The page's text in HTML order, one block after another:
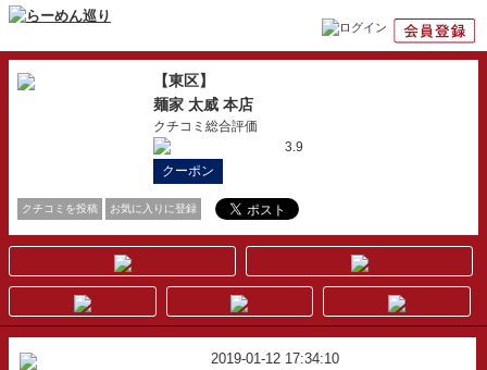
【東区】
麺家 太威 本店
クチコミ総合評価
3.9
クーポン
クチコミを投稿 お気に入りに登録
2019-01-12 17:34:10